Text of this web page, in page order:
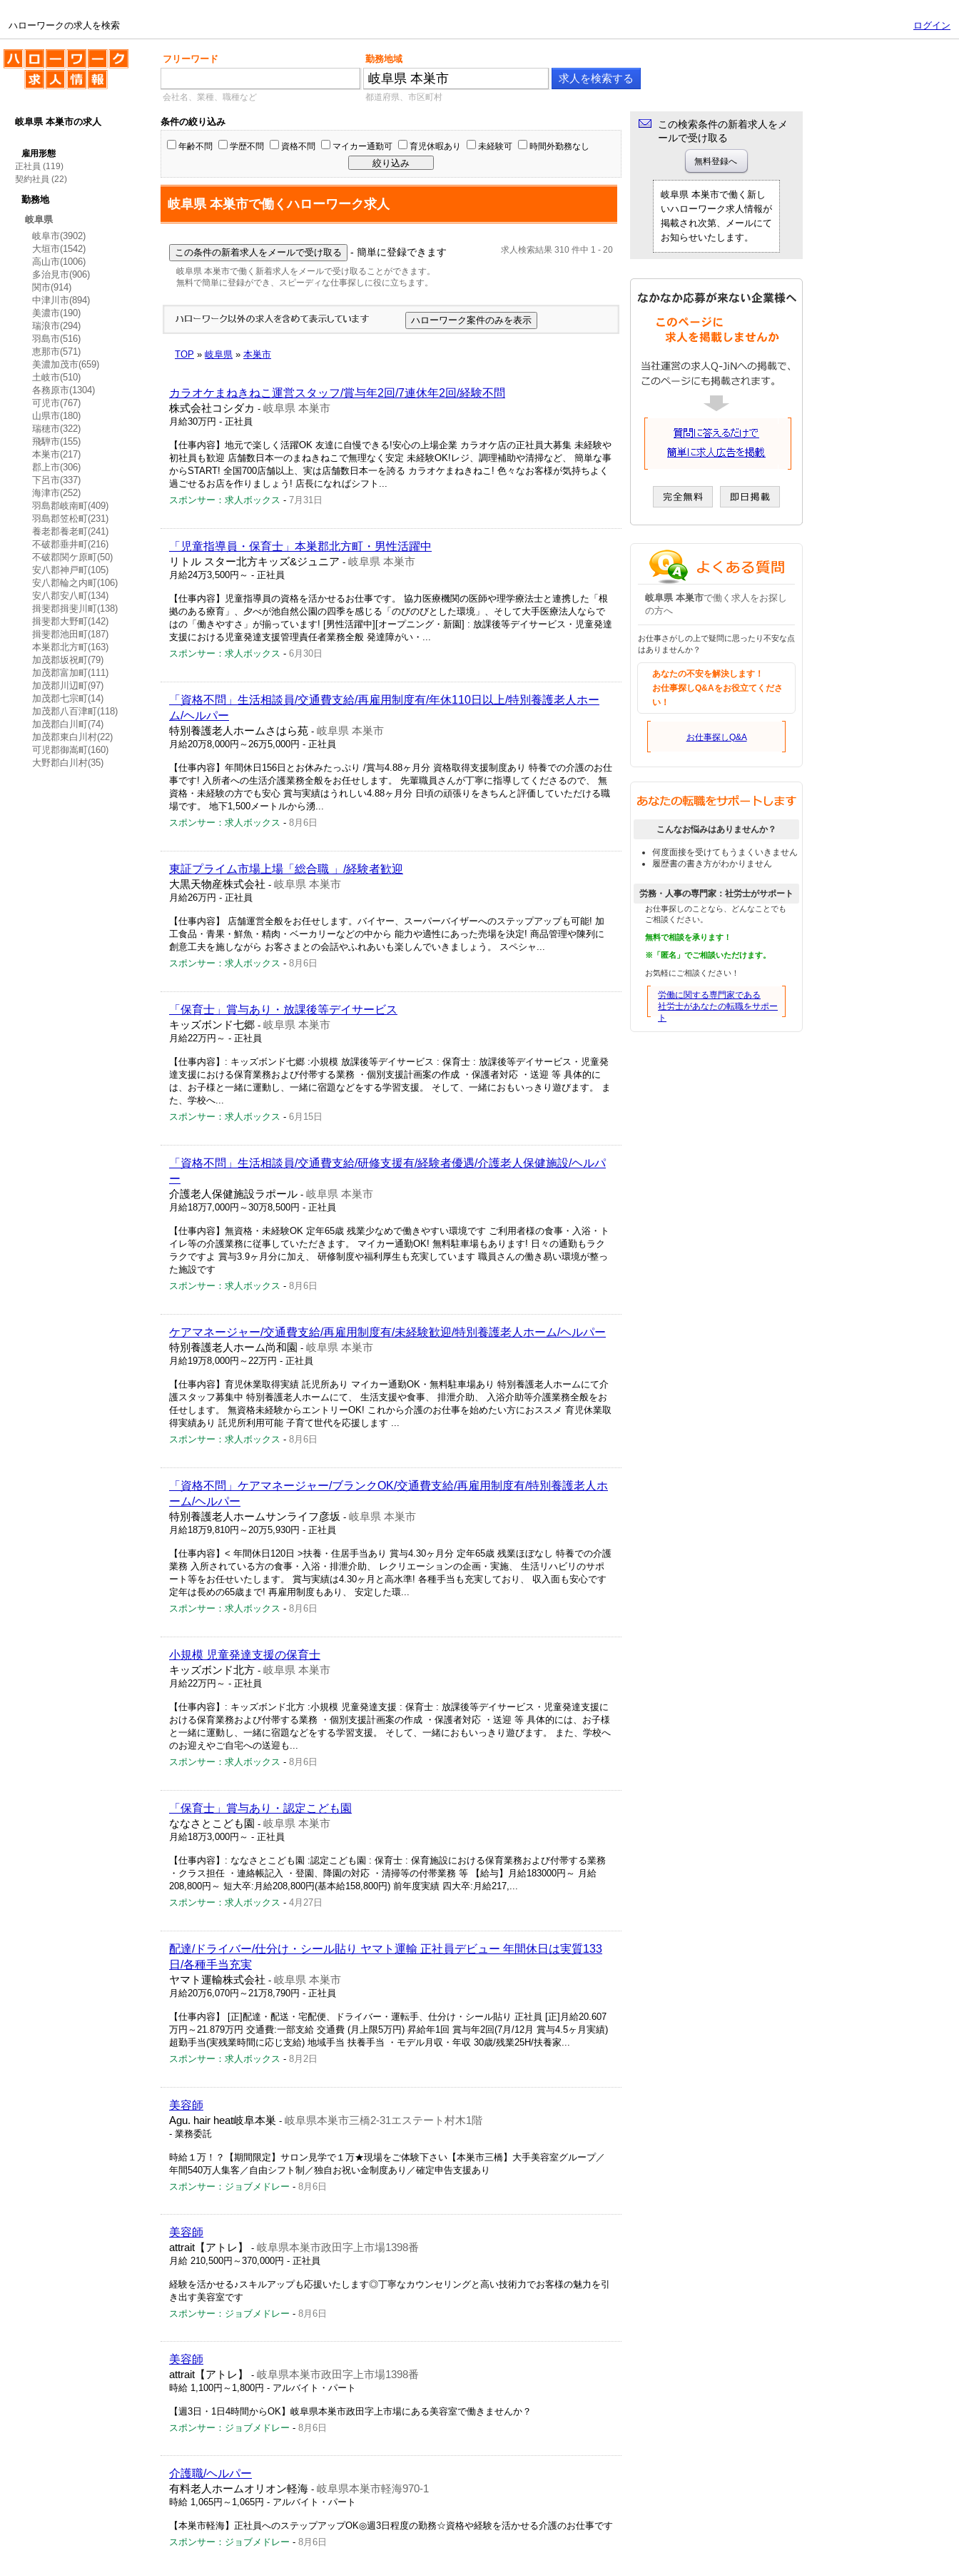
ハローワークの求人を検索 ログイン
ハローワークの求人を検索 フリーワード 勤務地域
会社名、業種、職種など 都道府県、市区町村
岐阜県 本巣市の求人
雇用形態
正社員 (119)
契約社員 (22)
勤務地
岐阜県
岐阜市(3902)
大垣市(1542)
高山市(1006)
多治見市(906)
関市(914)
中津川市(894)
美濃市(190)
瑞浪市(294)
羽島市(516)
恵那市(571)
美濃加茂市(659)
土岐市(510)
各務原市(1304)
可児市(767)
山県市(180)
瑞穂市(322)
飛騨市(155)
本巣市(217)
郡上市(306)
下呂市(337)
海津市(252)
羽島郡岐南町(409)
羽島郡笠松町(231)
養老郡養老町(241)
不破郡垂井町(216)
不破郡関ケ原町(50)
安八郡神戸町(105)
安八郡輪之内町(106)
安八郡安八町(134)
揖斐郡揖斐川町(138)
揖斐郡大野町(142)
揖斐郡池田町(187)
本巣郡北方町(163)
加茂郡坂祝町(79)
加茂郡富加町(111)
加茂郡川辺町(97)
加茂郡七宗町(14)
加茂郡八百津町(118)
加茂郡白川町(74)
加茂郡東白川村(22)
可児郡御嵩町(160)
大野郡白川村(35)
条件の絞り込み
年齢不問 学歴不問 資格不問 マイカー通勤可 育児休暇あり 未経験可 時間外勤務なし
岐阜県 本巣市で働くハローワーク求人
求人検索結果 310 件中 1 - 20
- 簡単に登録できます
岐阜県 本巣市で働く新着求人をメールで受け取ることができます。
無料で簡単に登録ができ、スピーディな仕事探しに役に立ちます。
TOP » 岐阜県 » 本巣市
カラオケまねきねこ運営スタッフ/賞与年2回/7連休年2回/経験不問
株式会社コシダカ - 岐阜県 本巣市
月給30万円 - 正社員
【仕事内容】地元で楽しく活躍OK 友達に自慢できる!安心の上場企業 カラオケ店の正社員大募集 未経験や
初社員も歓迎 店舗数日本一のまねきねこで無理なく安定 未経験OK!レジ、調理補助や清掃など、 簡単な事
からSTART! 全国700店舗以上、実は店舗数日本一を誇る カラオケまねきねこ! 色々なお客様が気持ちよく
過ごせるお店を作りましょう! 店長になればシフト...
スポンサー：求人ボックス - 7月31日
「児童指導員・保育士」本巣郡北方町・男性活躍中
リトル スター北方キッズ&ジュニア - 岐阜県 本巣市
月給24万3,500円～ - 正社員
【仕事内容】児童指導員の資格を活かせるお仕事です。 協力医療機関の医師や理学療法士と連携した「根
拠のある療育」、夕べが池自然公園の四季を感じる「のびのびとした環境」、そして大手医療法人ならで
はの「働きやすさ」が揃っています! [男性活躍中][オープニング・新園] : 放課後等デイサービス・児童発達
支援における児童発達支援管理責任者業務全般 発達障がい・...
スポンサー：求人ボックス - 6月30日
「資格不問」生活相談員/交通費支給/再雇用制度有/年休110日以上/特別養護老人ホー
ム/ヘルパー
特別養護老人ホームさはら苑 - 岐阜県 本巣市
月給20万8,000円～26万5,000円 - 正社員
【仕事内容】年間休日156日とお休みたっぷり /賞与4.88ヶ月分 資格取得支援制度あり 特養での介護のお仕
事です! 入所者への生活介護業務全般をお任せします。 先輩職員さんが丁寧に指導してくださるので、 無
資格・未経験の方でも安心 賞与実績はうれしい4.88ヶ月分 日頃の頑張りをきちんと評価していただける職
場です。 地下1,500メートルから湧...
スポンサー：求人ボックス - 8月6日
東証プライム市場上場「総合職 」/経験者歓迎
大黒天物産株式会社 - 岐阜県 本巣市
月給26万円 - 正社員
【仕事内容】 店舗運営全般をお任せします。バイヤー、スーパーバイザーへのステップアップも可能! 加
工食品・青果・鮮魚・精肉・ベーカリーなどの中から 能力や適性にあった売場を決定! 商品管理や陳列に
創意工夫を施しながら お客さまとの会話やふれあいも楽しんでいきましょう。 スペシャ...
スポンサー：求人ボックス - 8月6日
「保育士」賞与あり・放課後等デイサービス
キッズボンド七郷 - 岐阜県 本巣市
月給22万円～ - 正社員
【仕事内容】: キッズボンド七郷 :小規模 放課後等デイサービス : 保育士 : 放課後等デイサービス・児童発
達支援における保育業務および付帯する業務 ・個別支援計画案の作成 ・保護者対応 ・送迎 等 具体的に
は、お子様と一緒に運動し、一緒に宿題などをする学習支援。 そして、一緒におもいっきり遊びます。 ま
た、学校へ...
スポンサー：求人ボックス - 6月15日
「資格不問」生活相談員/交通費支給/研修支援有/経験者優遇/介護老人保健施設/ヘルパ
ー
介護老人保健施設ラポール - 岐阜県 本巣市
月給18万7,000円～30万8,500円 - 正社員
【仕事内容】無資格・未経験OK 定年65歳 残業少なめで働きやすい環境です ご利用者様の食事・入浴・ト
イレ等の介護業務に従事していただきます。 マイカー通勤OK! 無料駐車場もあります! 日々の通勤もラク
ラクですよ 賞与3.9ヶ月分に加え、 研修制度や福利厚生も充実しています 職員さんの働き易い環境が整っ
た施設です
スポンサー：求人ボックス - 8月6日
ケアマネージャー/交通費支給/再雇用制度有/未経験歓迎/特別養護老人ホーム/ヘルパー
特別養護老人ホーム尚和園 - 岐阜県 本巣市
月給19万8,000円～22万円 - 正社員
【仕事内容】育児休業取得実績 託児所あり マイカー通勤OK・無料駐車場あり 特別養護老人ホームにて介
護スタッフ募集中 特別養護老人ホームにて、 生活支援や食事、 排泄介助、 入浴介助等介護業務全般をお
任せします。 無資格未経験からエントリーOK! これから介護のお仕事を始めたい方におススメ 育児休業取
得実績あり 託児所利用可能 子育て世代を応援します ...
スポンサー：求人ボックス - 8月6日
「資格不問」ケアマネージャー/ブランクOK/交通費支給/再雇用制度有/特別養護老人ホ
ーム/ヘルパー
特別養護老人ホームサンライフ彦坂 - 岐阜県 本巣市
月給18万9,810円～20万5,930円 - 正社員
【仕事内容】< 年間休日120日 >扶養・住居手当あり 賞与4.30ヶ月分 定年65歳 残業ほぼなし 特養での介護
業務 入所されている方の食事・入浴・排泄介助、 レクリエーションの企画・実施、 生活リハビリのサポ
ート等をお任せいたします。 賞与実績は4.30ヶ月と高水準! 各種手当も充実しており、 収入面も安心です
定年は長めの65歳まで! 再雇用制度もあり、 安定した環...
スポンサー：求人ボックス - 8月6日
小規模 児童発達支援の保育士
キッズボンド北方 - 岐阜県 本巣市
月給22万円～ - 正社員
【仕事内容】: キッズボンド北方 :小規模 児童発達支援 : 保育士 : 放課後等デイサービス・児童発達支援に
おける保育業務および付帯する業務 ・個別支援計画案の作成 ・保護者対応 ・送迎 等 具体的には、お子様
と一緒に運動し、一緒に宿題などをする学習支援。 そして、一緒におもいっきり遊びます。 また、学校へ
のお迎えやご自宅への送迎も...
スポンサー：求人ボックス - 8月6日
「保育士」賞与あり・認定こども園
ななさとこども園 - 岐阜県 本巣市
月給18万3,000円～ - 正社員
【仕事内容】: ななさとこども園 :認定こども園 : 保育士 : 保育施設における保育業務および付帯する業務
・クラス担任 ・連絡帳記入 ・登園、降園の対応 ・清掃等の付帯業務 等 【給与】月給183000円～ 月給
208,800円～ 短大卒:月給208,800円(基本給158,800円) 前年度実績 四大卒:月給217,...
スポンサー：求人ボックス - 4月27日
配達/ドライバー/仕分け・シール貼り ヤマト運輸 正社員デビュー 年間休日は実質133
日/各種手当充実
ヤマト運輸株式会社 - 岐阜県 本巣市
月給20万6,070円～21万8,790円 - 正社員
【仕事内容】 [正]配達・配送・宅配便、ドライバー・運転手、仕分け・シール貼り 正社員 [正]月給20.607
万円～21.879万円 交通費:一部支給 交通費 (月上限5万円) 昇給年1回 賞与年2回(7月/12月 賞与4.5ヶ月実績)
超勤手当(実残業時間に応じ支給) 地域手当 扶養手当 ・モデル月収・年収 30歳/残業25H/扶養家...
スポンサー：求人ボックス - 8月2日
美容師
Agu. hair heat岐阜本巣 - 岐阜県本巣市三橋2-31エステート村木1階
- 業務委託
時給１万！？【期間限定】サロン見学で１万★現場をご体験下さい【本巣市三橋】大手美容室グループ／
年間540万人集客／自由シフト制／独自お祝い金制度あり／確定申告支援あり
スポンサー：ジョブメドレー - 8月6日
美容師
attrait【アトレ】 - 岐阜県本巣市政田字上市場1398番
月給 210,500円～370,000円 - 正社員
経験を活かせる♪スキルアップも応援いたします◎丁寧なカウンセリングと高い技術力でお客様の魅力を引
き出す美容室です
スポンサー：ジョブメドレー - 8月6日
美容師
attrait【アトレ】 - 岐阜県本巣市政田字上市場1398番
時給 1,100円～1,800円 - アルバイト・パート
【週3日・1日4時間からOK】岐阜県本巣市政田字上市場にある美容室で働きませんか？
スポンサー：ジョブメドレー - 8月6日
介護職/ヘルパー
有料老人ホームオリオン軽海 - 岐阜県本巣市軽海970-1
時給 1,065円～1,065円 - アルバイト・パート
【本巣市軽海】正社員へのステップアップOK◎週3日程度の勤務☆資格や経験を活かせる介護のお仕事です
スポンサー：ジョブメドレー - 8月6日
この検索条件の新着求人をメ
ールで受け取る
岐阜県 本巣市で働く新し
いハローワーク求人情報が
掲載され次第、メールにて
お知らせいたします。
岐阜県 本巣市で働く求人をお探し
の方へ
お仕事さがしの上で疑問に思ったり不安な点
はありませんか？
あなたの不安を解決します！
お仕事探しQ&Aをお役立てくださ
い！
お仕事探しQ&A
こんなお悩みはありませんか？
何度面接を受けてもうまくいきません
履歴書の書き方がわかりません
労務・人事の専門家：社労士がサポート
お仕事探しのことなら、どんなことでも
ご相談ください。
無料で相談を承ります！
※「匿名」でご相談いただけます。
お気軽にご相談ください！
労働に関する専門家である
社労士があなたの転職をサポー
ト